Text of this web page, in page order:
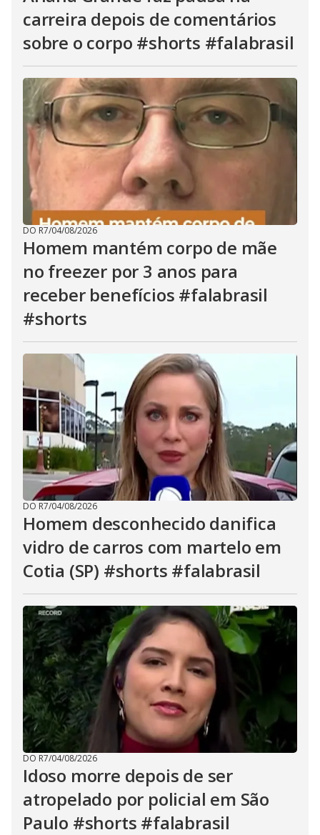
carreira depois de comentários
sobre o corpo #shorts #falabrasil
DO R7/04/08/2026
Homem mantém corpo de mãe
no freezer por 3 anos para
receber benefícios #falabrasil
#shorts
DO R7/04/08/2026
Homem desconhecido danifica
vidro de carros com martelo em
Cotia (SP) #shorts #falabrasil
DO R7/04/08/2026
Idoso morre depois de ser
atropelado por policial em São
Paulo #shorts #falabrasil